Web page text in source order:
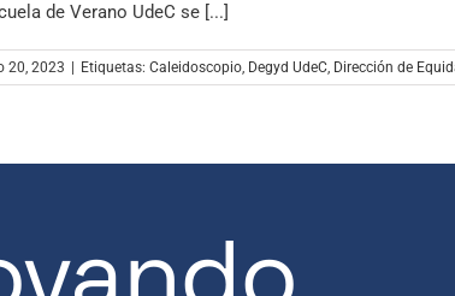
de Verano UdeC se [...]
20, 2023 Etiquetas: Caleidoscopio, Degyd UdeC, Dirección de